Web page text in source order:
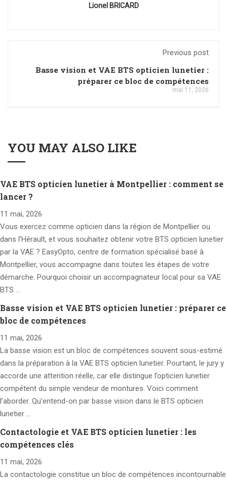
Lionel BRICARD
Previous post
Basse vision et VAE BTS opticien lunetier :
préparer ce bloc de compétences
mai 11, 2026
YOU MAY ALSO LIKE
VAE BTS opticien lunetier à Montpellier : comment se
lancer ?
11 mai, 2026
Vous exercez comme opticien dans la région de Montpellier ou
dans l’Hérault, et vous souhaitez obtenir votre BTS opticien lunetier
par la VAE ? EasyOpto, centre de formation spécialisé basé à
Montpellier, vous accompagne dans toutes les étapes de votre
démarche. Pourquoi choisir un accompagnateur local pour sa VAE
BTS …
Basse vision et VAE BTS opticien lunetier : préparer ce
bloc de compétences
11 mai, 2026
La basse vision est un bloc de compétences souvent sous-estimé
dans la préparation à la VAE BTS opticien lunetier. Pourtant, le jury y
accorde une attention réelle, car elle distingue l’opticien lunetier
compétent du simple vendeur de montures. Voici comment
l’aborder. Qu’entend-on par basse vision dans le BTS opticien
lunetier …
Contactologie et VAE BTS opticien lunetier : les
compétences clés
11 mai, 2026
La contactologie constitue un bloc de compétences incontournable